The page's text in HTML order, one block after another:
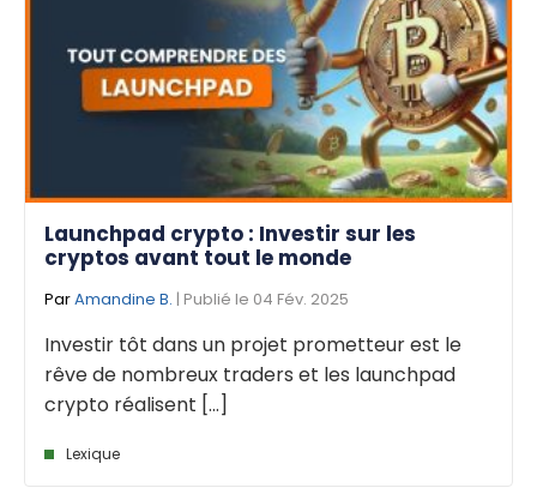
Launchpad crypto : Investir sur les
cryptos avant tout le monde
ParAmandine B. | Publié le 04 Fév. 2025
Investir tôt dans un projet prometteur est le
rêve de nombreux traders et les launchpad
crypto réalisent [...]
Lexique